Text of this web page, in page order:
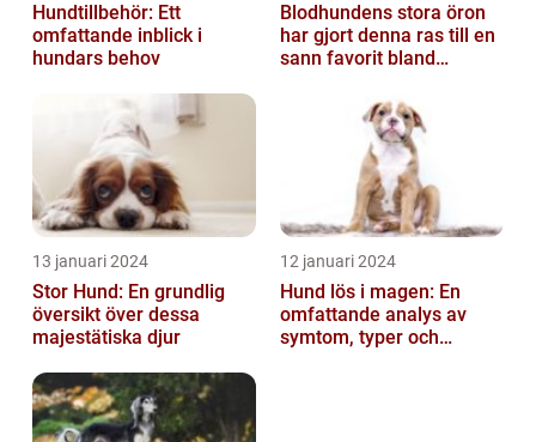
Hundtillbehör: Ett
omfattande inblick i
hundars behov
Blodhundens stora öron
har gjort denna ras till en
sann favorit bland
13 januari 2024
Stor Hund: En grundlig
översikt över dessa
majestätiska djur
12 januari 2024
Hund lös i magen: En
omfattande analys av
symtom, typer och